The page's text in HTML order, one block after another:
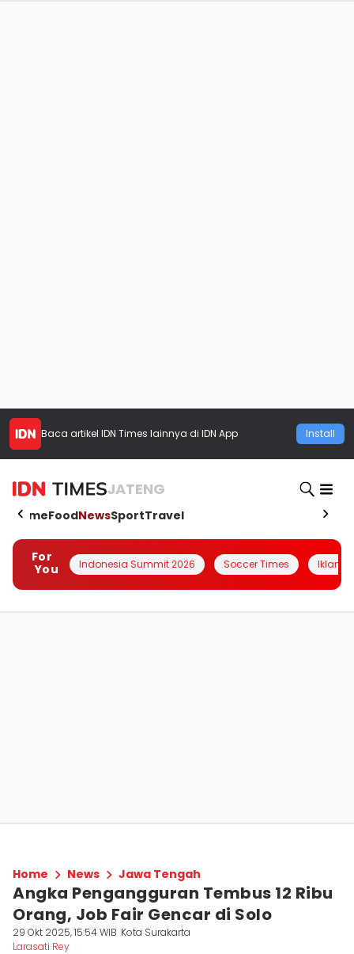
Baca artikel IDN Times lainnya di IDN App Install
JATENG
HomeFoodNewsSportTravel
For
You
Indonesia Summit 2026 Soccer Times Iklanin
Home News Jawa Tengah
Angka Pengangguran Tembus 12 Ribu
Orang, Job Fair Gencar di Solo
29 Okt 2025, 15:54 WIB Kota Surakarta
Larasati Rey